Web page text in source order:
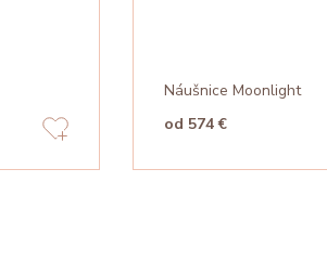
Náušnice Moonlight
od 574 €